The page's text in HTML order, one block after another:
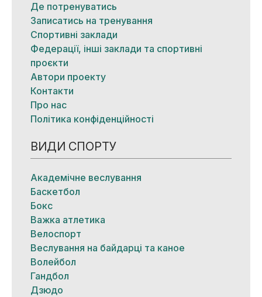
Де потренуватись
Записатись на тренування
Спортивні заклади
Федерації, інші заклади та спортивні
проєкти
Автори проекту
Контакти
Про нас
Політика конфіденційності
ВИДИ СПОРТУ
Академічне веслування
Баскетбол
Бокс
Важка атлетика
Велоспорт
Веслування на байдарці та каное
Волейбол
Гандбол
Дзюдо